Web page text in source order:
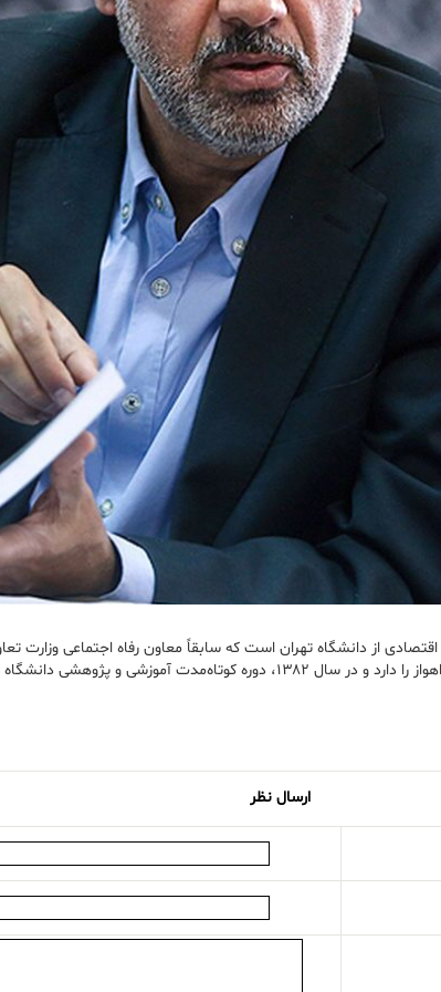
از دانشگاه تهران است که سابقاً معاون رفاه اجتماعی وزارت
سازمان ملل را نیز طی کرده است.
ارسال نظر